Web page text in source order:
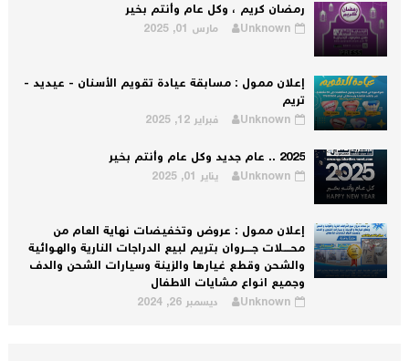
رمضان كريم ، وكل عام وأنتم بخير
Unknown مارس 01, 2025
إعلان ممول : مسابقة عيادة تقويم الأسنان - عيديد -
تريم
Unknown فبراير 12, 2025
2025 .. عام جديد وكل عام وأنتم بخير
Unknown يناير 01, 2025
إعلان ممول : عروض وتخفيضات نهاية العام من
محــــلات جــــروان بتريم لبيع الدراجات النارية والهوائية
والشحن وقطع غيارها والزينة وسيارات الشحن والدف
وجميع انواع مشايات الاطفال
Unknown ديسمبر 26, 2024